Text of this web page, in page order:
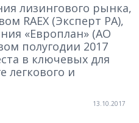
лизингового рынка,
RAEX (Эксперт РА),
«Европлан» (АО
полугодии 2017
в ключевых для
легкового и
13.10.2017